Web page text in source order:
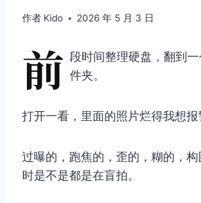
作者 Kido 2026 年 5 月 3 日
前 段时间整理硬盘，翻到
件夹。
打开一看，里面的照片烂得我想报
过曝的，跑焦的，歪的，糊的，
时是不是都是在盲拍。